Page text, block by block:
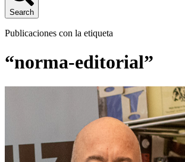
Search
Publicaciones con la etiqueta
“norma-editorial”